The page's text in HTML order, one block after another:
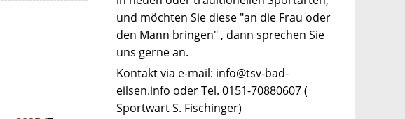
und möchten Sie diese "an die Frau oder
den Mann bringen" , dann sprechen Sie
uns gerne an.
Kontakt via e-mail: info@tsv-bad-
eilsen.info oder Tel. 0151-70880607 (
Sportwart S. Fischinger)